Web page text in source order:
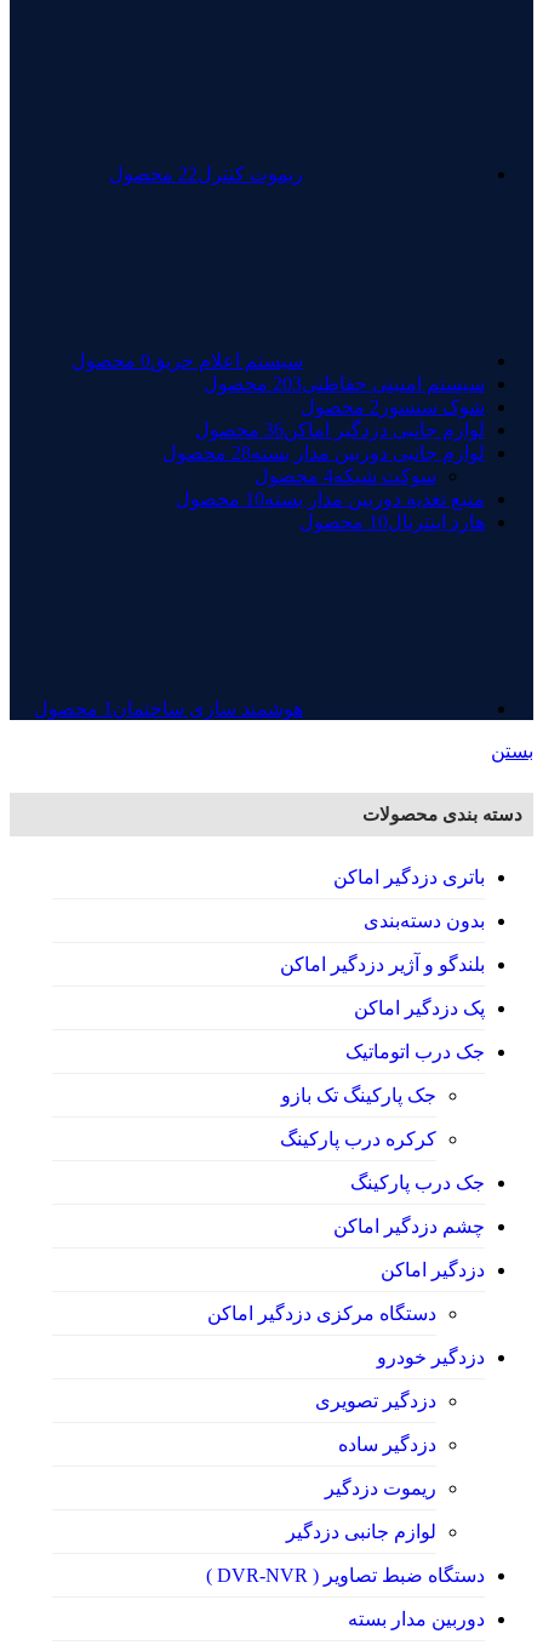
ریموت کنترل22 محصول
سیستم اعلام حریق0 محصول
سیستم امنیتی حفاظتی203 محصول
شوک سنسور 2 محصول
لوازم جانبی دزدگیر اماکن36 محصول
لوازم جانبی دوربین مدار بسته28 محصول
سوکت شبکه4 محصول
منبع تغذیه دوربین مدار بسته10 محصول
هارد اینترنال10 محصول
هوشمند سازی ساختمان1 محصول
بستن
دسته بندی محصولات
باتری دزدگیر اماکن
بدون دسته‌بندی
بلندگو و آژیر دزدگیر اماکن
پک دزدگیر اماکن
جک درب اتوماتیک
جک پارکینگ تک بازو
کرکره درب پارکینگ
جک درب پارکینگ
چشم دزدگیر اماکن
دزدگیر اماکن
دستگاه مرکزی دزدگیر اماکن
دزدگیر خودرو
دزدگیر تصویری
دزدگیر ساده
ریموت دزدگیر
لوازم جانبی دزدگیر
دستگاه ضبط تصاویر ( DVR-NVR )
دوربین مدار بسته